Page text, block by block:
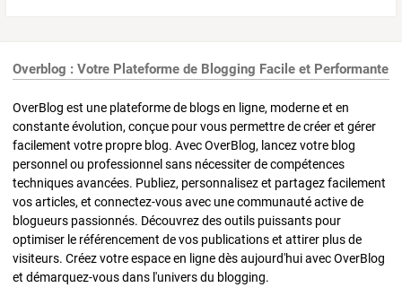
Overblog : Votre Plateforme de Blogging Facile et Performante
OverBlog est une plateforme de blogs en ligne, moderne et en
constante évolution, conçue pour vous permettre de créer et gérer
facilement votre propre blog. Avec OverBlog, lancez votre blog
personnel ou professionnel sans nécessiter de compétences
techniques avancées. Publiez, personnalisez et partagez facilement
vos articles, et connectez-vous avec une communauté active de
blogueurs passionnés. Découvrez des outils puissants pour
optimiser le référencement de vos publications et attirer plus de
visiteurs. Créez votre espace en ligne dès aujourd'hui avec OverBlog
et démarquez-vous dans l'univers du blogging.